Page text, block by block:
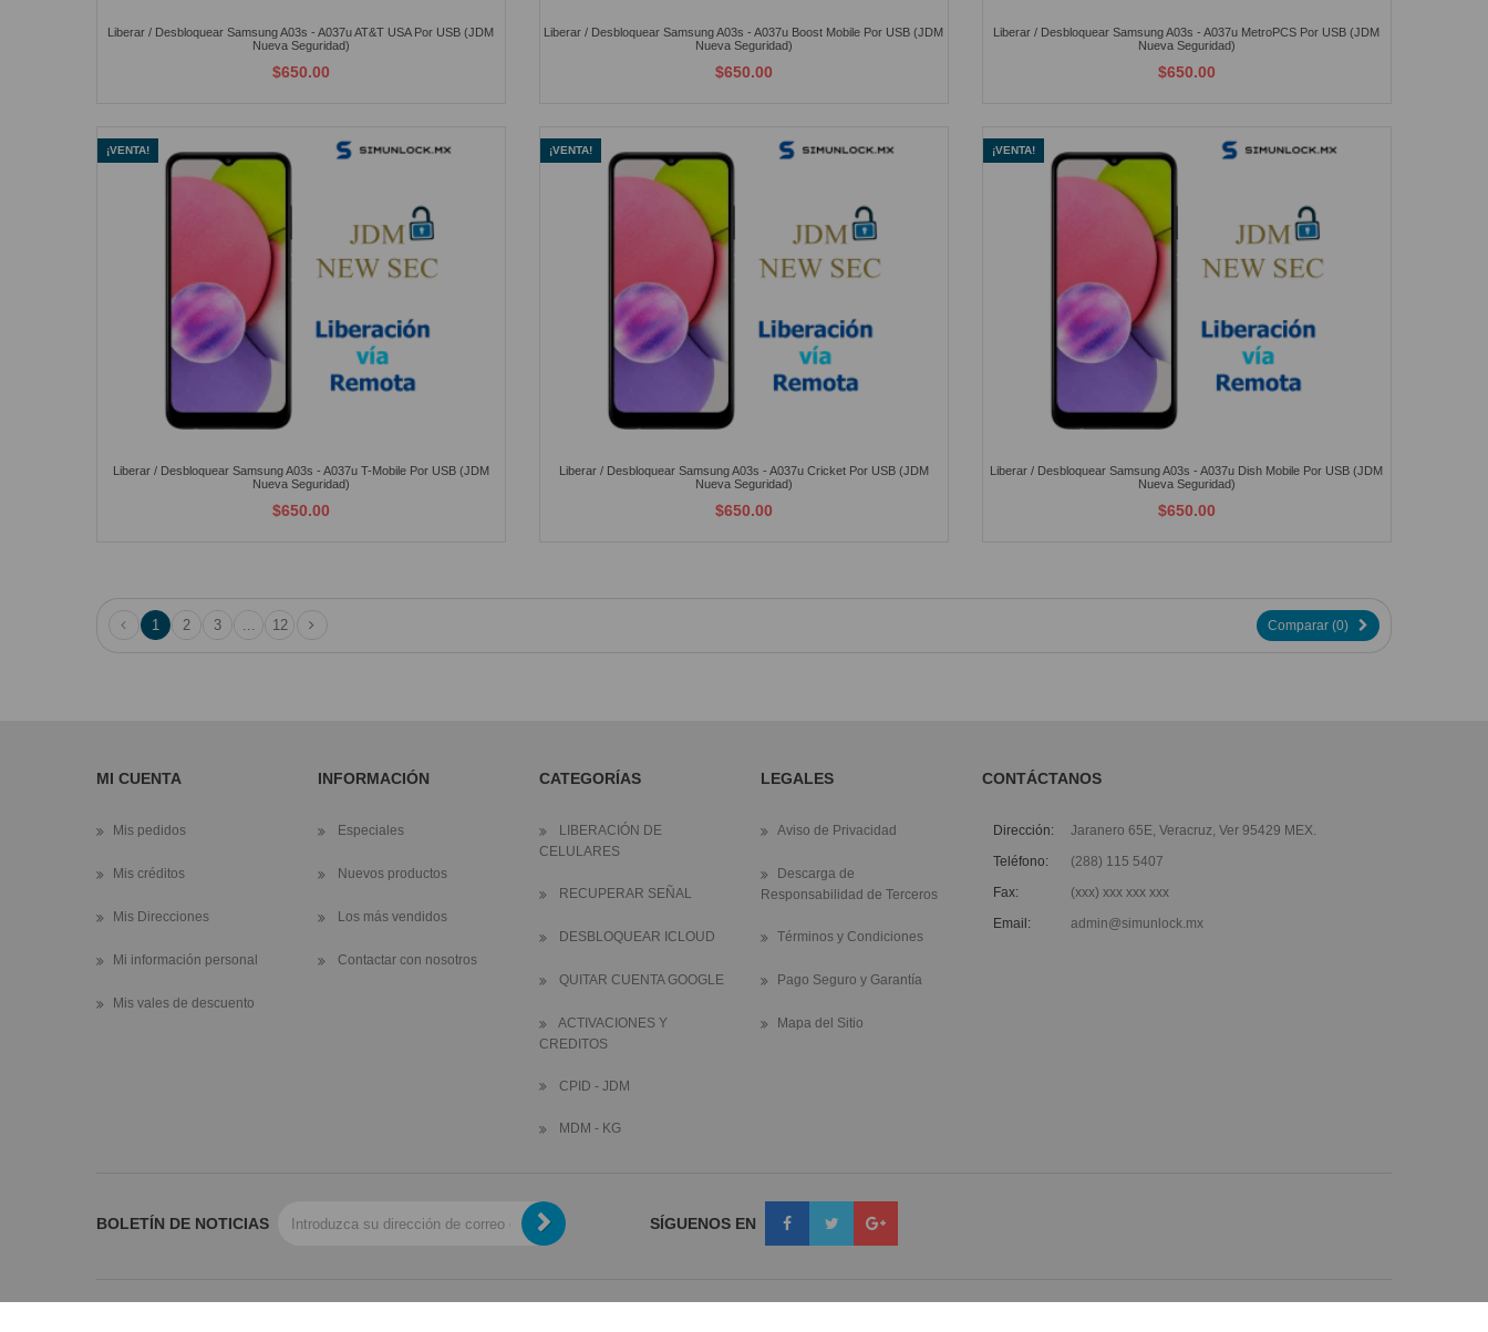
Liberar / Desbloquear Samsung A03s - A037u AT&T USA Por USB (JDM
Nueva Seguridad)
$650.00
Liberar / Desbloquear Samsung A03s - A037u Boost Mobile Por USB (JDM
Nueva Seguridad)
$650.00
Liberar / Desbloquear Samsung A03s - A037u MetroPCS Por USB (JDM
Nueva Seguridad)
$650.00
¡VENTA!
Liberar / Desbloquear Samsung A03s - A037u T-Mobile Por USB (JDM
Nueva Seguridad)
$650.00
¡VENTA!
Liberar / Desbloquear Samsung A03s - A037u Cricket Por USB (JDM
Nueva Seguridad)
$650.00
¡VENTA!
Liberar / Desbloquear Samsung A03s - A037u Dish Mobile Por USB (JDM
Nueva Seguridad)
$650.00
Comparar (0)
1 2 3 ... 12
MI CUENTA
Mis pedidos
Mis créditos
Mis Direcciones
Mi información personal
Mis vales de descuento
INFORMACIÓN
Especiales
Nuevos productos
Los más vendidos
Contactar con nosotros
CATEGORÍAS
LIBERACIÓN DE
CELULARES
RECUPERAR SEÑAL
DESBLOQUEAR ICLOUD
QUITAR CUENTA GOOGLE
ACTIVACIONES Y
CREDITOS
CPID - JDM
MDM - KG
LEGALES
Aviso de Privacidad
Descarga de
Responsabilidad de Terceros
Términos y Condiciones
Pago Seguro y Garantía
Mapa del Sitio
CONTÁCTANOS
Dirección:
Jaranero 65E, Veracruz, Ver 95429 MEX.
Teléfono:
(288) 115 5407
Fax:
(xxx) xxx xxx xxx
Email:
admin@simunlock.mx
BOLETÍN DE NOTICIAS SÍGUENOS EN